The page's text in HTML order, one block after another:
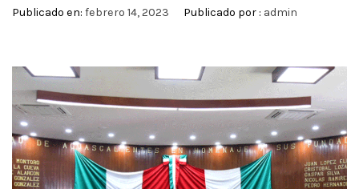
Publicado en: febrero 14, 2023 Publicado por : admin